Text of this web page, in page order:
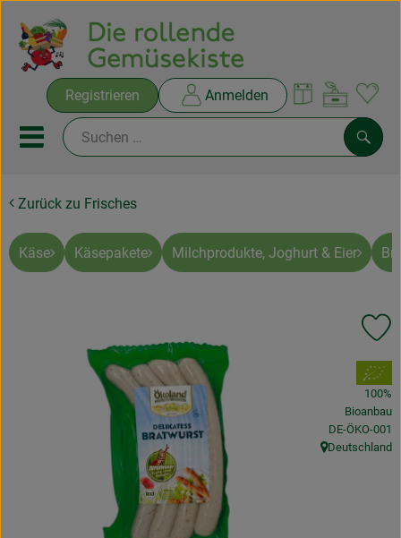
Registrieren Anmelden
Mobiles Menu öffnen oder
Ökokisten
Rezepte
Obst & Gemüse
Zurück zu Frisches
Käse Käsepakete Milchprodukte, Joghurt & Eier
, Verband:
100%
Bioanbau
, Kontrollstelle:
DE-ÖKO-001
, Herkunft:
Deutschland